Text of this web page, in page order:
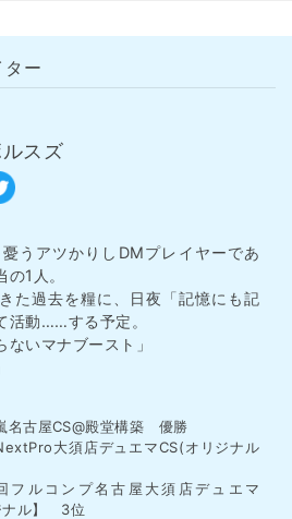
ー
スズ
うアツかりしDMプレイヤーであ
1人。
た過去を糧に、日夜「記憶にも記
活動……する予定。
いマナブースト」
古屋CS@殿堂構築 優勝
大須店デュエマCS(オリジナル
ルコンプ名古屋大須店デュエマ
ナル】 3位